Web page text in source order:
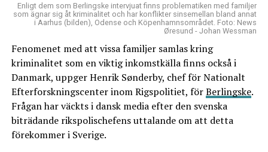
Enligt dem som Berlingske intervjuat finns problematiken med familjer
som ägnar sig åt kriminalitet och har konflikter sinsemellan bland annat
i Aarhus (bilden), Odense och Köpenhamnsområdet. Foto: News
Øresund - Johan Wessman
Fenomenet med att vissa familjer samlas kring
kriminalitet som en viktig inkomstkälla finns också i
Danmark, uppger Henrik Sønderby, chef för Nationalt
Efterforskningscenter inom Rigspolitiet, förBerlingske.
Frågan har väckts i dansk media efter den svenska
biträdande rikspolischefens uttalande om att detta
förekommer i Sverige.